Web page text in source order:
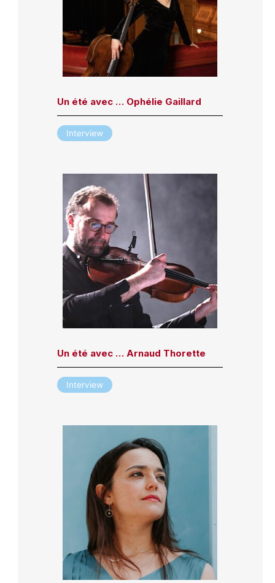
Un été avec … Ophélie Gaillard
Interview
Un été avec … Arnaud Thorette
Interview